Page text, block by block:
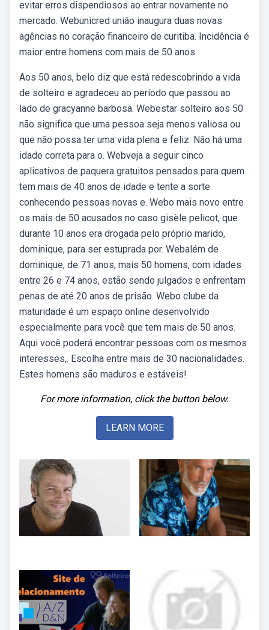
evitar erros dispendiosos ao entrar novamente no
mercado. Webunicred união inaugura duas novas
agências no coração financeiro de curitiba. Incidência é
maior entre homens com mais de 50 anos.
Aos 50 anos, belo diz que está redescobrindo a vida
de solteiro e agradeceu ao período que passou ao
lado de gracyanne barbosa. Webestar solteiro aos 50
não significa que uma pessoa seja menos valiosa ou
que não possa ter uma vida plena e feliz. Não há uma
idade correta para o. Webveja a seguir cinco
aplicativos de paquera gratuitos pensados para quem
tem mais de 40 anos de idade e tente a sorte
conhecendo pessoas novas e. Webo mais novo entre
os mais de 50 acusados no caso gisèle pelicot, que
durante 10 anos era drogada pelo próprio marido,
dominique, para ser estuprada por. Webalém de
dominique, de 71 anos, mais 50 homens, com idades
entre 26 e 74 anos, estão sendo julgados e enfrentam
penas de até 20 anos de prisão. Webo clube da
maturidade é um espaço online desenvolvido
especialmente para você que tem mais de 50 anos.
Aqui você poderá encontrar pessoas com os mesmos
interesses,. Escolha entre mais de 30 nacionalidades.
Estes homens são maduros e estáveis!
For more information, click the button below.
LEARN MORE